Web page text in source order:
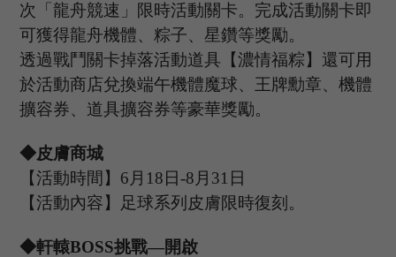
次 「龍舟競速 」 限時活動關卡。完成活動關卡即
可獲得龍舟機體、粽子、星鑽等獎勵。
透過戰鬥關卡掉落活動道具【濃情福粽】還可用
於活動商店兌換端午機體魔球、王牌勳章、機體
擴容券、道具擴容券等豪華獎勵。
◆皮膚商城
【活動時間】 6 月 18日-8 月 31 日
【活動內容】
足球系列皮膚限時復刻。
◆軒轅BOSS挑戰—開啟